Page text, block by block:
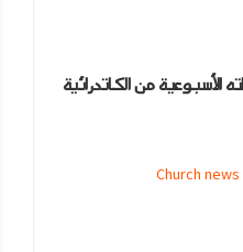
الأسبوعية من الكاتدرائية